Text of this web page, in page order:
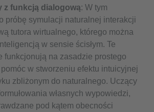
z funkcją dialogową: W tym
próbę symulacji naturalnej interakcji
tutora wirtualnego, którego można
w sensie ścisłym. Te
funkcjonują na zasadzie prostego
w stworzeniu efektu intuicyjnej
zbliżonym do naturalnego. Uczący
własnych wypowiedzi,
pod kątem obecności